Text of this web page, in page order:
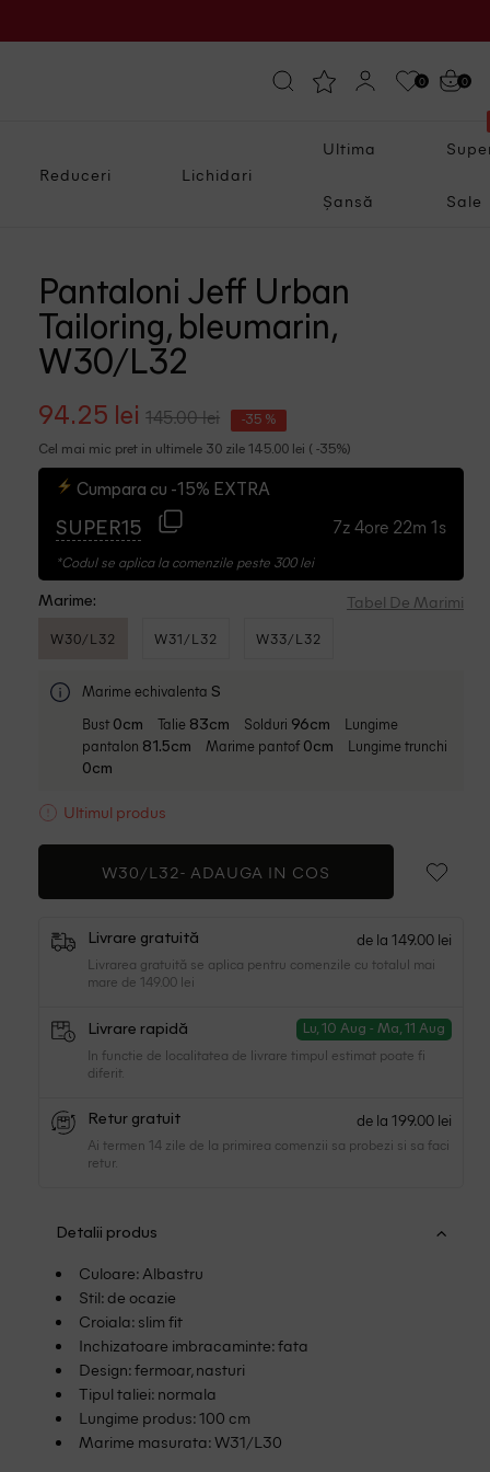
0 0
Reduceri Lichidari
Ultima
Șansă Sale
Pantaloni Jeff Urban
Tailoring, bleumarin,
W30/L32
94.25 lei 145.00 lei -35 %
Cel mai mic pret in ultimele 30 zile 145.00 lei ( -35%)
Cumpara cu -15% EXTRA
SUPER15 7z 4ore 22m 0s
*Codul se aplica la comenzile peste 300 lei
Marime: Tabel De Marimi
W30/L32 W31/L32 W33/L32
Marime echivalenta S
Bust 0cm Talie 83cm Solduri 96cm
Lungime
pantalon 81.5cm Marime pantof 0cm Lungime trunchi
0cm
Ultimul produs
W30/L32- ADAUGA IN COS
Livrare gratuită de la 149.00 lei
Livrarea gratuită se aplica pentru comenzile cu totalul mai
mare de 149.00 lei
Livrare rapidă Lu, 10 Aug - Ma, 11 Aug
In functie de localitatea de livrare timpul estimat poate fi
diferit.
Retur gratuit de la 199.00 lei
Ai termen 14 zile de la primirea comenzii sa probezi si sa faci
retur.
Detalii produs
Culoare: Albastru
Stil: de ocazie
Croiala: slim fit
Inchizatoare imbracaminte: fata
Design: fermoar, nasturi
Tipul taliei: normala
Lungime produs: 100 cm
Marime masurata: W31/L30